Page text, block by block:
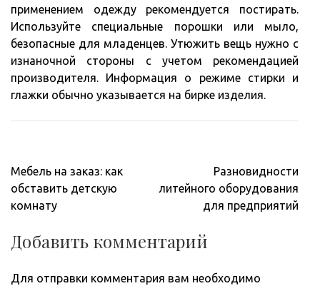
применением одежду рекомендуется постирать.
Используйте специальные порошки или мыло,
безопасные для младенцев. Утюжить вещь нужно с
изнаночной стороны с учетом рекомендацией
производителя. Информация о режиме стирки и
глажки обычно указывается на бирке изделия.
Навигация
по
записям
Мебель на заказ: как
обставить детскую
комнату
Разновидности
литейного оборудования
для предприятий
Добавить комментарий
Для отправки комментария вам необходимо